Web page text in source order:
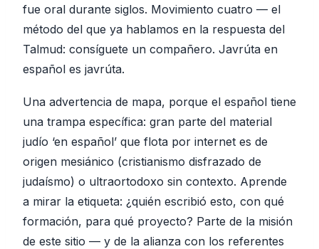
fue oral durante siglos. Movimiento cuatro — el
método del que ya hablamos en la respuesta del
Talmud: consíguete un compañero. Javrúta en
español es javrúta.
Una advertencia de mapa, porque el español tiene
una trampa específica: gran parte del material
judío ‘en español’ que flota por internet es de
origen mesiánico (cristianismo disfrazado de
judaísmo) o ultraortodoxo sin contexto. Aprende
a mirar la etiqueta: ¿quién escribió esto, con qué
formación, para qué proyecto? Parte de la misión
de este sitio — y de la alianza con los referentes